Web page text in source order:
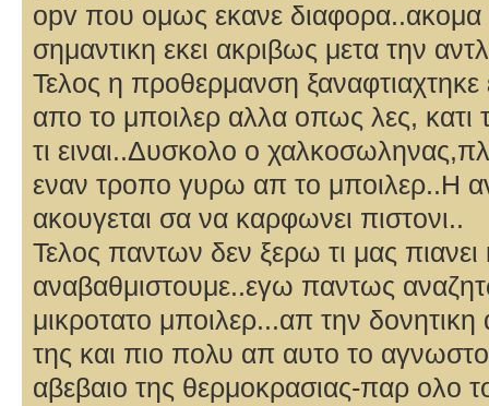
opv που ομως εκανε διαφορα..ακομα
σημαντικη εκει ακριβως μετα την
Τελος η προθερμανση
απο το μποιλερ αλλα οπως λες, κατι
τι ειναι..Δυσκολο ο
εναν τροπο γυρω απ το μποιλερ..Η
ακουγεται σα να καρφωνει πιστονι..
Τελος παντων δεν ξερω τι μας πιανει
αναβαθμιστουμε..εγω παντως
μικροτατο μποιλερ...απ την δονητικη
της και πιο πολυ απ αυτο το
αβεβαιο της θερμοκρασιας-παρ ολο